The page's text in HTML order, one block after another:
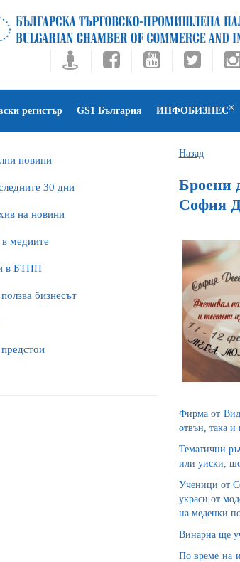
регистър GS1 България ИНФОБИЗНЕС®
новини
30 дни
на новини
медиите
в БТПП
бизнесът
Назад
Броени
София
Фирма от
отвън, така и
Тематични
или уиски,
Ученици от
украси от
на меденки
Винарна ще
По време на